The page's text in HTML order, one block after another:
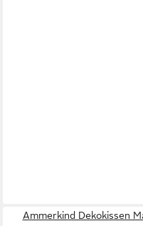
Ammerkind Dekokissen